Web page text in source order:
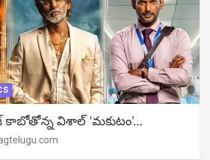
కాబోతోన్న విశాల్ ‘మకుటం’…